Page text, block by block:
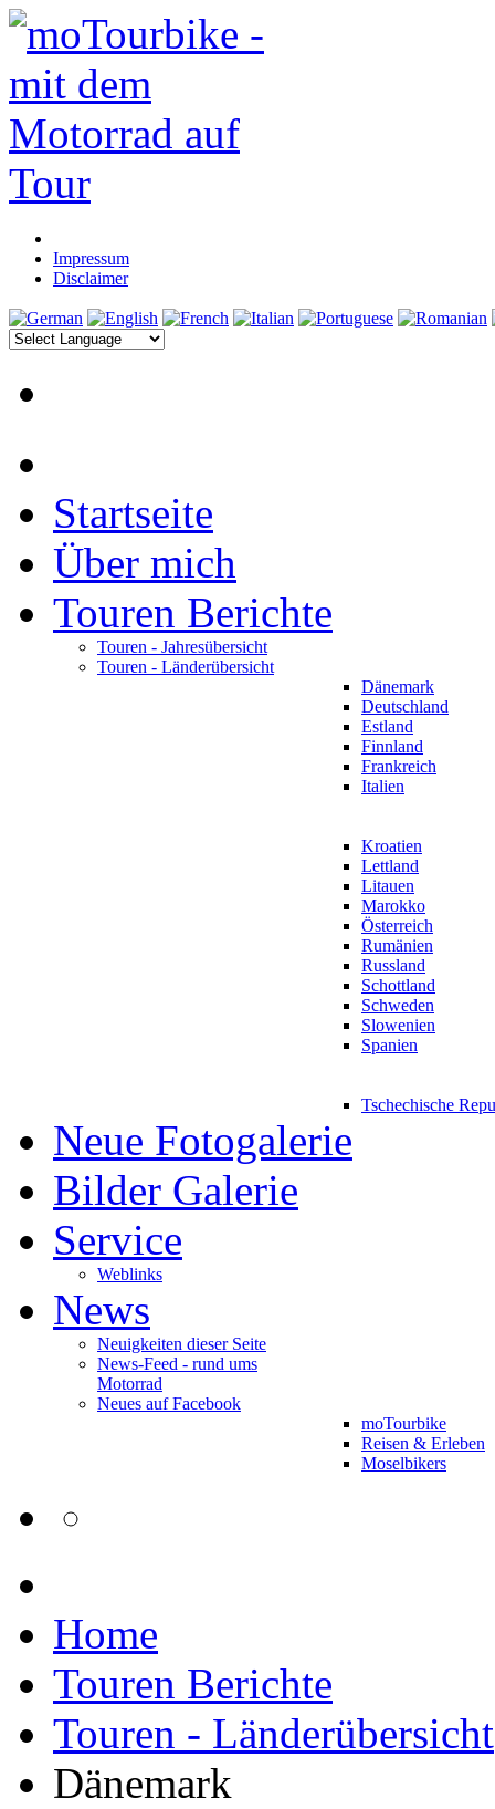
Impressum
Disclaimer
Startseite
Über mich
Touren Berichte
Touren - Jahresübersicht
Touren - Länderübersicht
Dänemark
Deutschland
Estland
Finnland
Frankreich
Italien
Kroatien
Lettland
Litauen
Marokko
Österreich
Rumänien
Russland
Schottland
Schweden
Slowenien
Spanien
Tschechische
Neue Fotogalerie
Bilder Galerie
Service
Weblinks
News
Neuigkeiten dieser Seite
News-Feed - rund ums
Motorrad
Neues auf Facebook
moTourbike
Reisen & Erleben
Moselbikers
Home
Touren Berichte
Touren - Länderübersicht
Dänemark